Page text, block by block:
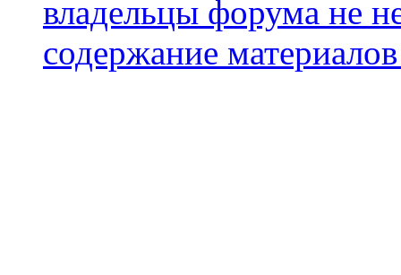
владельцы форума не
содержание